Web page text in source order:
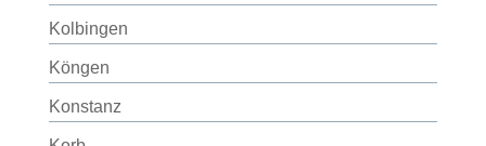
Kolbingen
Köngen
Konstanz